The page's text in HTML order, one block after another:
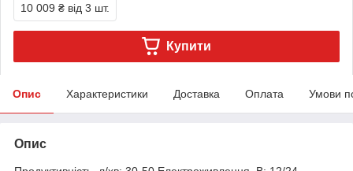
10 009 ₴ від 3 шт.
Купити
Опис Характеристики Доставка Оплата Умови
Опис